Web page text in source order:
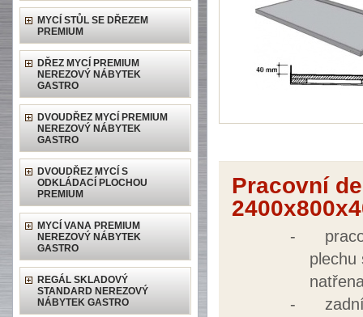
MYCÍ STŮL SE DŘEZEM
PREMIUM
DŘEZ MYCÍ PREMIUM
NEREZOVÝ NÁBYTEK
GASTRO
DVOUDŘEZ MYCÍ PREMIUM
NEREZOVÝ NÁBYTEK
GASTRO
DVOUDŘEZ MYCÍ S
ODKLÁDACÍ PLOCHOU
PREMIUM
MYCÍ VANA PREMIUM
NEREZOVÝ NÁBYTEK
GASTRO
REGÁL SKLADOVÝ
STANDARD NEREZOVÝ
NÁBYTEK GASTRO
Pracovní
-
plechu
-